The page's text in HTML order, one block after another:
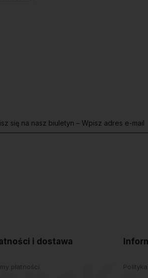
się na nasz biuletyn – Wpisz adres e-mail
i dostawa
płatności